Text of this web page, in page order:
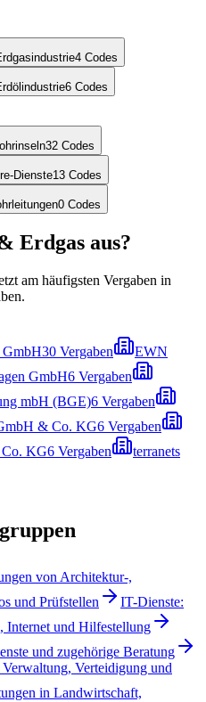
4 Codes
6 Codes
32 Codes
Dienste13 Codes
0 Codes
Erdgas aus?
am häufigsten Vergaben in
GmbH30 Vergaben
EWN
GmbH6 Vergaben
mbH (BGE)6 Vergaben
& Co. KG6 Vergaben
KG6 Vergaben
terranets
von Architektur-,
und Prüfstellen
IT-Dienste:
Internet und Hilfestellung
und zugehörige Beratung
Verteidigung und
in Landwirtschaft,